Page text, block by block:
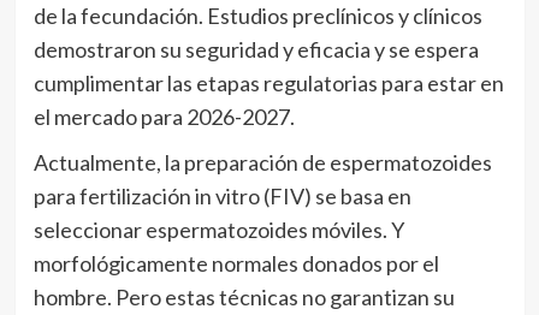
de la fecundación. Estudios preclínicos y clínicos
demostraron su seguridad y eficacia y se espera
cumplimentar las etapas regulatorias para estar en
el mercado para 2026-2027.
Actualmente, la preparación de espermatozoides
para fertilización in vitro (FIV) se basa en
seleccionar espermatozoides móviles. Y
morfológicamente normales donados por el
hombre. Pero estas técnicas no garantizan su